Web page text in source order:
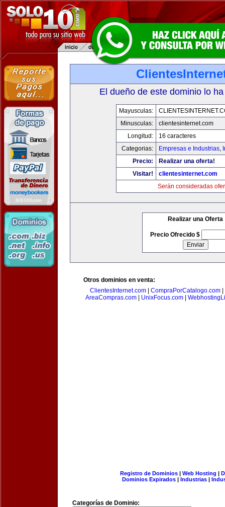
El dueño de este dominio lo
Mayusculas:
Minusculas:
clientesinternet.com
Longitud:
16 caracteres
Categorias:
Empresas e Industrias,
Precio:
Realizar una oferta!
Visitar!
clientesinternet.com
Serán consideradas
Realizar una Oferta
Precio Ofrecido $
Otros dominios en venta:
ClientesInternet.com
CompraPorCatalogo.com
AreaCompras.com
UnixFocus.com
Registro de Dominios| Web Hosting |
Dominios Expirados | Industrias |
Categorías de Dominio: